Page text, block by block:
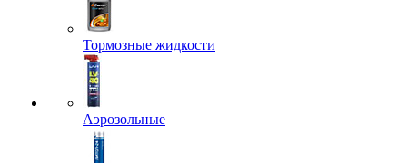
Тормозные жидкости
Аэрозольные